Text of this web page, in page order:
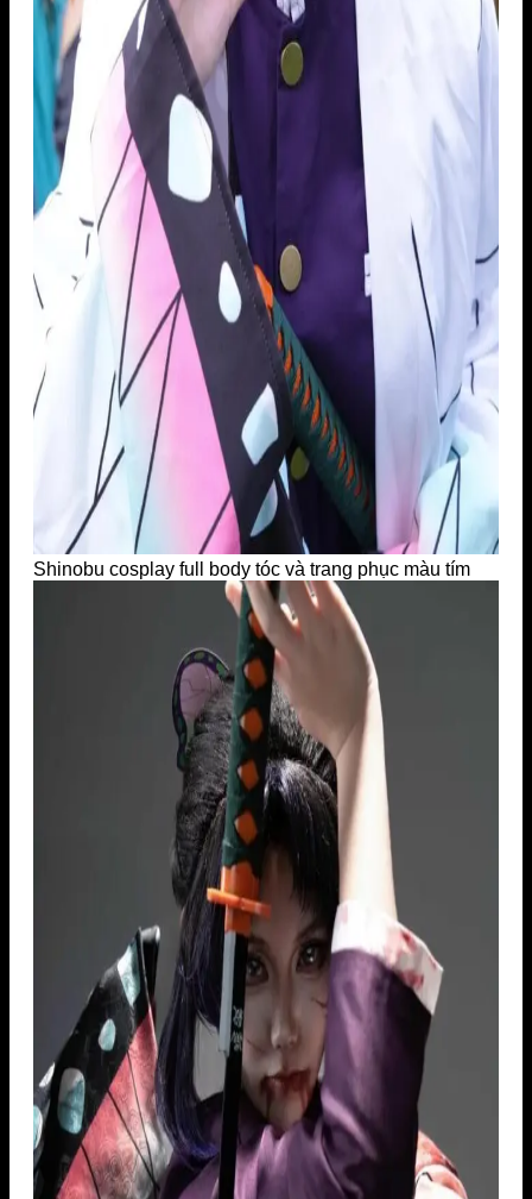
Shinobu cosplay full body tóc và trang phục màu tím